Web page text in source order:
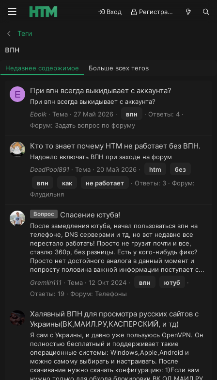
Вход Регистрация
Теги
впн
Недавнее содержимое Больше всех тегов
E При впн всегда выкидывает с аккаунта?
При впн всегда выкидывает с аккаунта?
Ebolk
Тема 27 Май 2026 впн
Ответы: 4
Форум: Задать вопрос по форуму
Кто то знает почему НТМ не работает без ВПН.
Надоело включать ВПН при заходе на форум
DeadPool891
Тема 20 Май 2026 htm
без
впн
как не работает Ответы: 3
Форум:
Флудильня
Вопрос Спасение ютуба!
После замедления ютуба, начал пользоваться впн на
телефоне, DNS серверами и тд, но вот недавно все
перестало работать! Просто не грузит почти и все,
ставлю 360р, без разницы. Есть у кого-нибудь фикс?
Просто нет достойного аналога в данный момент и
попросту половина важной информации поступает с...
Gremlin111
Тема 12 Окт 2024 впн
ютуб
Ответы: 19
Форум: Телефоны
Халявный ВПН для просмотра русских сайтов с
Украины(ВК,МАИЛ.РУ,КАСПЕРСКИЙ, и тд)
Я сам с Украины, и давно уже пользуюсь OpenVPN. Он
полностью бесплатный и поддерживает такие
операционные системы: Windows,Apple,Android и
можно самому выбирать и настраивать. После
скачивание нужно скачать конфигурацию: 1)Если вам